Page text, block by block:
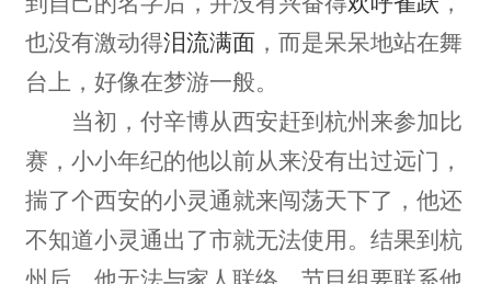
也没有激动得泪流满面 ，而是呆呆地站在舞
台上，好像在梦游一般。
当初，付辛博从西安赶到杭州来参加比
赛，小小年纪的他以前从来没有出过远门，
揣了个西安的小灵通就来闯荡天下了，他还
不知道小灵通出了市就无法使用。结果到杭
州后，他无法与家人联络，节目组要联系他